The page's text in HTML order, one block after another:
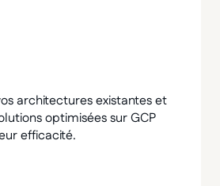
architectures existantes et
optimisées sur GCP
efficacité.